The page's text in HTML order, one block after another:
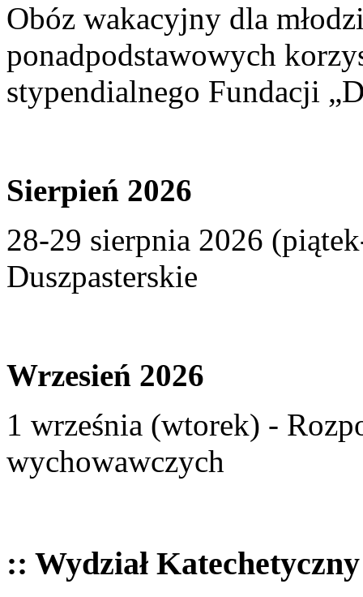
Obóz wakacyjny dla
ponadpodstawowych
stypendialnego Fundacji
Sierpień 2026
28-29 sierpnia 2026
Duszpasterskie
Wrzesień 2026
1 września (wtorek) -
wychowawczych
:: Wydział Katechetyczny